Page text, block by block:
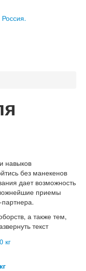
навыков
без манекенов
дает возможность
приемы
партнера.
а также тем,
текст